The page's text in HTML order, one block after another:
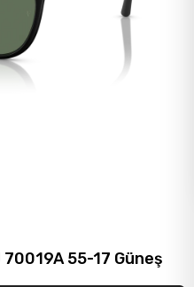
70019A 55-17 Güneş